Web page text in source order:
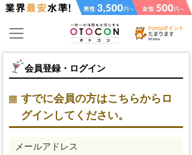
会員登録・ログイン
すでに会員の方はこちらからロ
グインしてください。
メールアドレス